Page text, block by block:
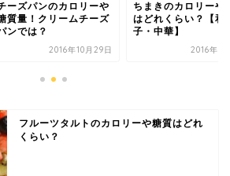
ーズパンのカロリーや
質量！クリームチーズ
ンでは？
2016年10月29日
ちまきのカロリーや
はどれくらい？【和
子・中華】
2016年8
フルーツタルトのカロリーや糖質はどれ
くらい？